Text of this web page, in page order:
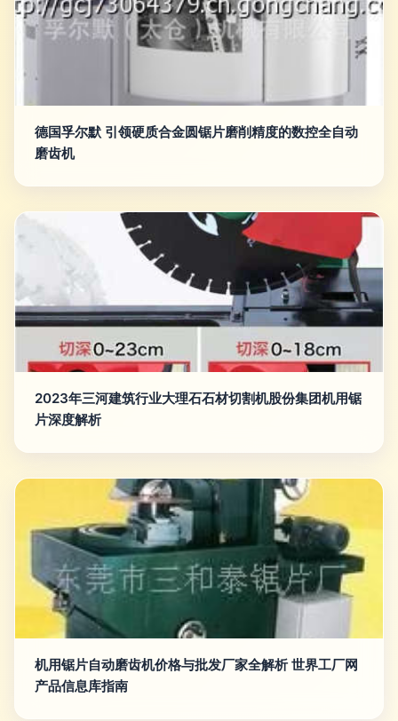
德国孚尔默 引领硬质合金圆锯片磨削精度的数控全自动
磨齿机
2023年三河建筑行业大理石石材切割机股份集团机用锯
片深度解析
机用锯片自动磨齿机价格与批发厂家全解析 世界工厂网
产品信息库指南